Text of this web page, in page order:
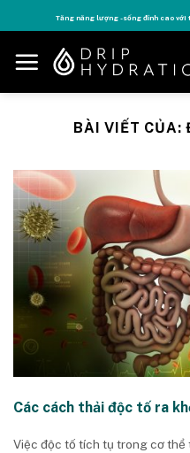
to
content
Tận hưởng nhiều quyền lợi độc quyền,
BÀI VIẾT CỦA:
Các cách thải độc tố ra
Việc độc tố tích tụ trong cơ thể